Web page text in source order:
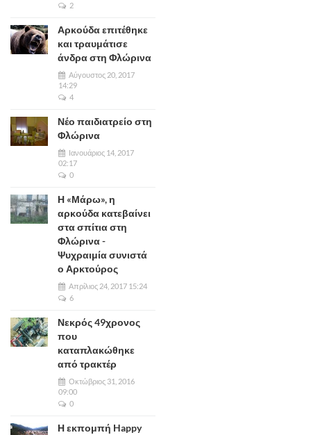
2
Αρκούδα επιτέθηκε
και τραυμάτισε
άνδρα στη Φλώρινα
Αύγουστος 20, 2017
14:29
4
Νέο παιδιατρείο στη
Φλώρινα
Ιανουάριος 14, 2017
02:17
0
Η «Μάρω», η
αρκούδα κατεβαίνει
στα σπίτια στη
Φλώρινα -
Ψυχραιμία συνιστά
ο Αρκτούρος
Απρίλιος 24, 2017 15:24
6
Νεκρός 49χρονος
που
καταπλακώθηκε
από τρακτέρ
Οκτώβριος 31, 2016
09:00
0
Η εκπομπή Happy